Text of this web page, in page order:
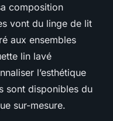
composition
vont du linge de lit
aux ensembles
lin lavé
l’esthétique
sont disponibles du
sur-mesure.